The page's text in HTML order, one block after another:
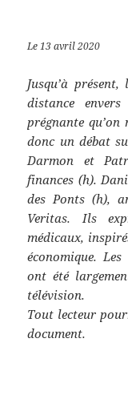
Le 13 avril 2020
Jusqu’à
distance
prégnante
donc un débat
Darmon et
finances (h).
des Ponts (h),
Veritas. Ils
médicaux,
économique.
ont été
télévision.
Tout lecteur
document.